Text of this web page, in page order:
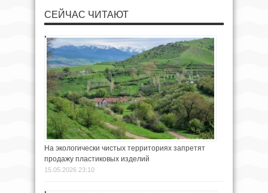
СЕЙЧАС ЧИТАЮТ
На экологически чистых территориях запретят
продажу пластиковых изделий
15.05.2026 23:10